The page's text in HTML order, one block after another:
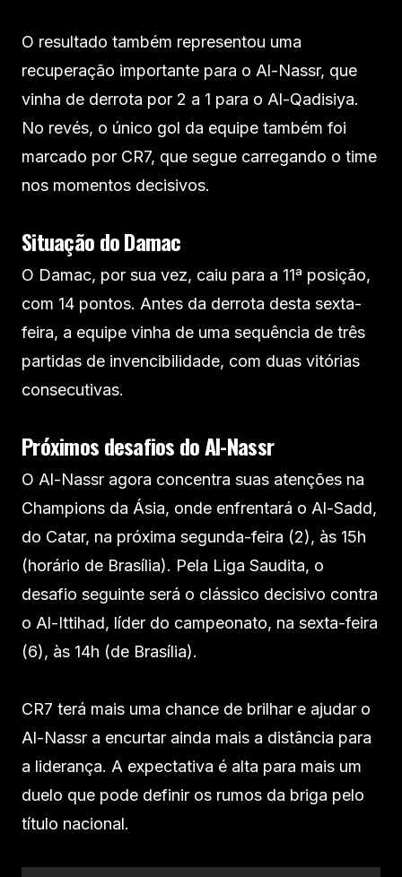
O resultado também representou uma
recuperação importante para o Al-Nassr, que
vinha de derrota por 2 a 1 para o Al-Qadisiya.
No revés, o único gol da equipe também foi
marcado por CR7, que segue carregando o time
nos momentos decisivos.
Situação do Damac
O Damac, por sua vez, caiu para a 11ª posição,
com 14 pontos. Antes da derrota desta sexta-
feira, a equipe vinha de uma sequência de três
partidas de invencibilidade, com duas vitórias
consecutivas.
Próximos desafios do Al-Nassr
O Al-Nassr agora concentra suas atenções na
Champions da Ásia, onde enfrentará o Al-Sadd,
do Catar, na próxima segunda-feira (2), às 15h
(horário de Brasília). Pela Liga Saudita, o
desafio seguinte será o clássico decisivo contra
o Al-Ittihad, líder do campeonato, na sexta-feira
(6), às 14h (de Brasília).
CR7 terá mais uma chance de brilhar e ajudar o
Al-Nassr a encurtar ainda mais a distância para
a liderança. A expectativa é alta para mais um
duelo que pode definir os rumos da briga pelo
título nacional.